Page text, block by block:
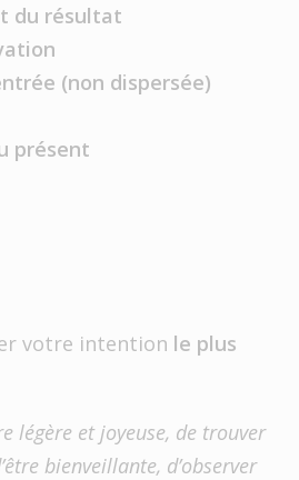
du résultat
(non dispersée)
présent
votre intention le plus
légère et joyeuse, de trouver
bienveillante, d’observer